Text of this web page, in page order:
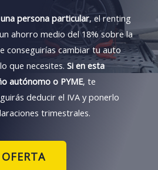
persona particular, el renting
ahorro medio del 18% sobre la
conseguirías cambiar tu auto
que necesites. Si en esta
autónomo o PYME, te
deducir el IVA y ponerlo
trimestrales.